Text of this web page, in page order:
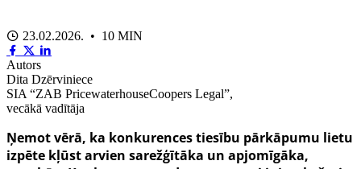
23.02.2026. • 10 MIN
Autors
Dita Dzērviniece
SIA “ZAB PricewaterhouseCoopers Legal”,
vecākā vadītāja
Ņemot vērā, ka konkurences tiesību pārkāpumu lietu
izpēte kļūst arvien sarežģītāka un apjomīgāka,